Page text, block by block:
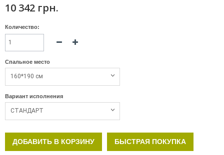
10 342 грн.
Количество:
Спальное место
160*190 см
Вариант исполнения
СТАНДАРТ
ДОБАВИТЬ В КОРЗИНУ БЫСТРАЯ ПОКУПКА